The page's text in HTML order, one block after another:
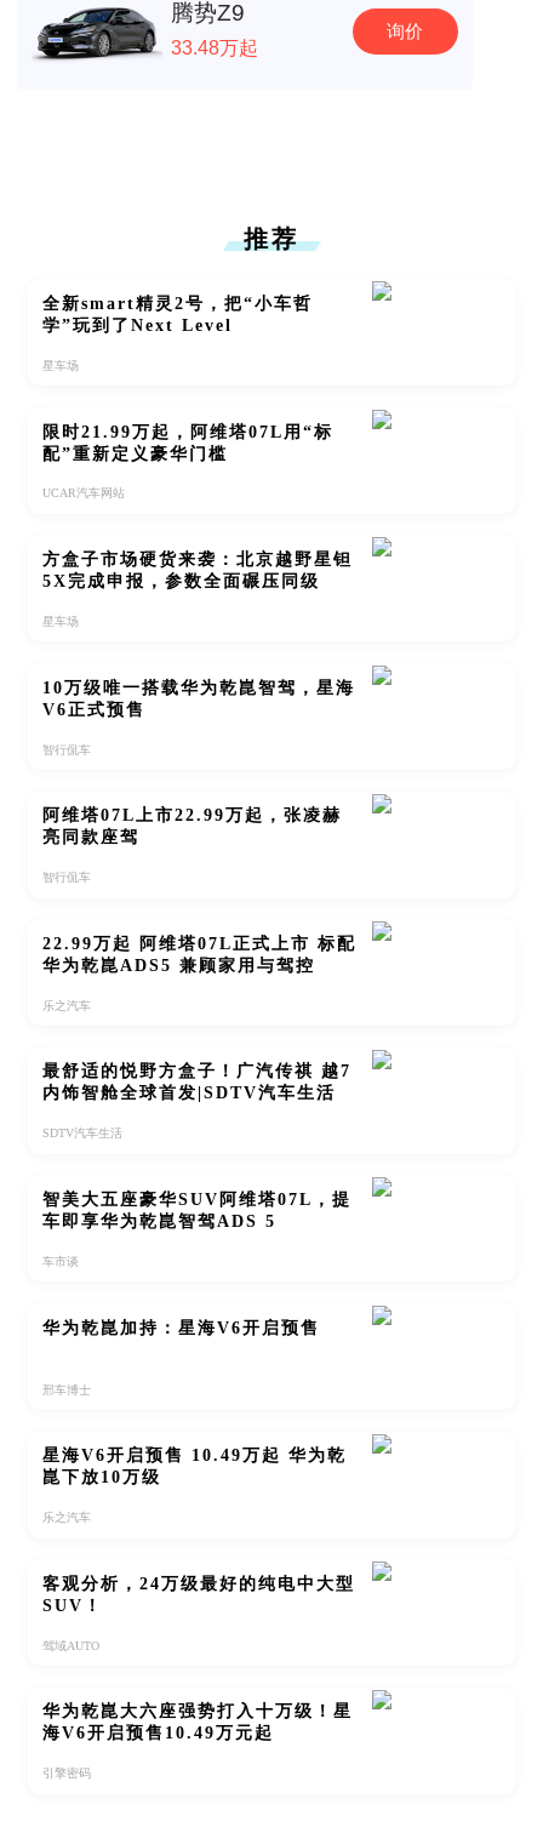
腾势Z9
33.48万起
询价
推荐
全新smart精灵2号，把“小车哲
学”玩到了Next Level
星车场
限时21.99万起，阿维塔07L用“标
配”重新定义豪华门槛
UCAR汽车网站
方盒子市场硬货来袭：北京越野星钽
5X完成申报，参数全面碾压同级
星车场
10万级唯一搭载华为乾崑智驾，星海
V6正式预售
智行侃车
阿维塔07L上市22.99万起，张凌赫
亮同款座驾
智行侃车
22.99万起 阿维塔07L正式上市 标配
华为乾崑ADS5 兼顾家用与驾控
乐之汽车
最舒适的悦野方盒子！广汽传祺 越7
内饰智舱全球首发|SDTV汽车生活
SDTV汽车生活
智美大五座豪华SUV阿维塔07L，提
车即享华为乾崑智驾ADS 5
车市谈
华为乾崑加持：星海V6开启预售
邢车博士
星海V6开启预售 10.49万起 华为乾
崑下放10万级
乐之汽车
客观分析，24万级最好的纯电中大型
SUV！
驾域AUTO
华为乾崑大六座强势打入十万级！星
海V6开启预售10.49万元起
引擎密码